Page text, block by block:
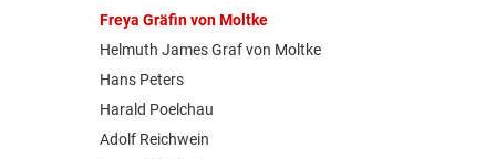
Freya Gräfin von Moltke
Helmuth James Graf von Moltke
Hans Peters
Harald Poelchau
Adolf Reichwein